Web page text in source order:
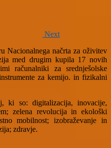
Next
Nacionalnega načrta za oživitev
med drugim kupila 17 novih
računalniki za srednješolske
za kemijo. in fizikalni
ki so: digitalizacija, inovacije,
zelena revolucija in ekološki
mobilnost; izobraževanje in
zdravje.